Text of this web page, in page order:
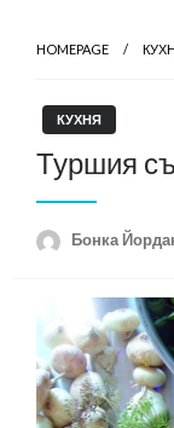
HOMEPAGE
КУХНЯ
Туршия
Бонка